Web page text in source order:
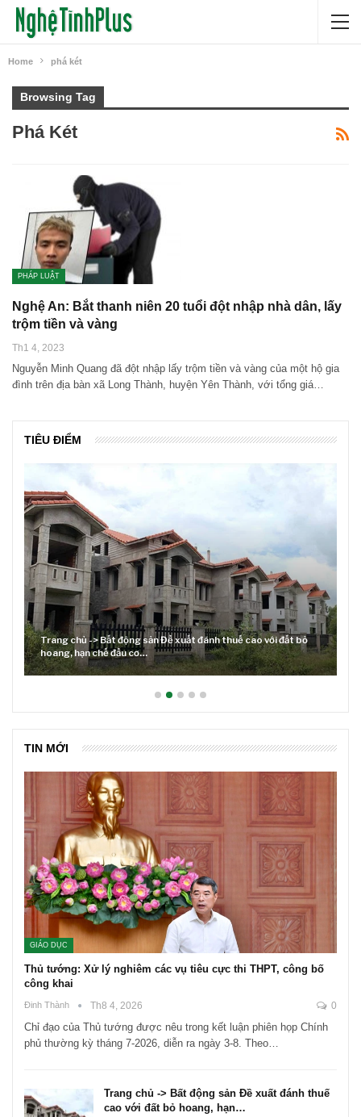
Home phá két
Browsing Tag
Phá Két
PHÁP LUẬT
Nghệ An: Bắt thanh niên 20 tuổi đột nhập nhà dân, lấy
trộm tiền và vàng
Th1 4, 2023
Nguyễn Minh Quang đã đột nhập lấy trộm tiền và vàng của một hộ gia
đình trên địa bàn xã Long Thành, huyện Yên Thành, với tổng giá…
TIÊU ĐIỂM
Trang chủ -> Bất động sản Đề xuất đánh thuế cao với đất bỏ
hoang, hạn chế đầu cơ…
TIN MỚI
GIÁO DỤC
Thủ tướng: Xử lý nghiêm các vụ tiêu cực thi THPT, công bố
công khai
Đinh Thành Th8 4, 2026 0
Chỉ đạo của Thủ tướng được nêu trong kết luận phiên họp Chính
phủ thường kỳ tháng 7-2026, diễn ra ngày 3-8. Theo…
Trang chủ -> Bất động sản Đề xuất đánh thuế
cao với đất bỏ hoang, hạn…